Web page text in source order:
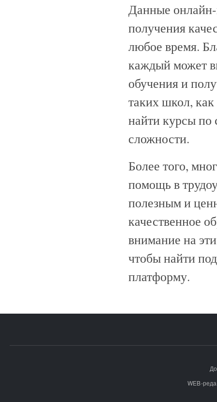
Данные
получения
любое время.
каждый может
обучения и
таких школ,
найти курсы
сложности.
Более того,
помощь в
полезным и
качественное
внимание на
чтобы найти
платформу.
WEB-